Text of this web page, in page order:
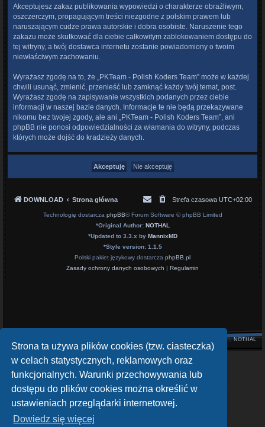
Strona ta używa plików cookies (tzw. ciasteczka)
w celach statystycznych, reklamowych oraz
funkcjonalnych. Warunki przechowywania lub
dostępu do plików cookies można określić w
ustawieniach przeglądarki internetowej.
Dowiedz się więcej
Akceptujesz zakaz publikowania wypowiedzi o charakterze obraźliwym,
oszczerczym, propagującym treści niezgodne z polskim prawem lub
naruszającym cudze prawa autorskie i dobra osobiste. Naruszenie tego
zakazu może skutkować dla ciebie całkowitym zablokowaniem dostępu do
tej witryny, a twój dostawca internetu zostanie powiadomiony o twoim
niewłaściwym zachowaniu.
Wyrażasz zgodę na to, że „PKTeam - Polish Koders Team” może w każdej
chwili usunąć, zmienić, przenieść lub zamknąć każdy twój temat, post.
Wyrażasz zgodę na zapisywanie wszystkich podanych przez ciebie
informacji w naszej bazie danych. Informacje te nie będą przekazywane
nikomu bez twojej zgody, ale ani „PKTeam - Polish Koders Team”, ani
phpBB nie ponosi odpowiedzialności za włamania do witryny, podczas
których może dojść do kradzieży danych.
DOWNLOAD Strona główna Strefa czasowa UTC+02:00
Technologię dostarcza phpBB® Forum Software © phpBB Limited
*Original Author: NOTHAL
*Updated to 3.3.x by MannixMD
*Style version: 1.1.5
Polski pakiet językowy dostarcza phpBB.pl
Zasady ochrony danych osobowych | Regulamin
Style byNOTHAL
openATV Forum
https://www.opena.tv/
OpenPLi - Open Source Set-Top Box Software